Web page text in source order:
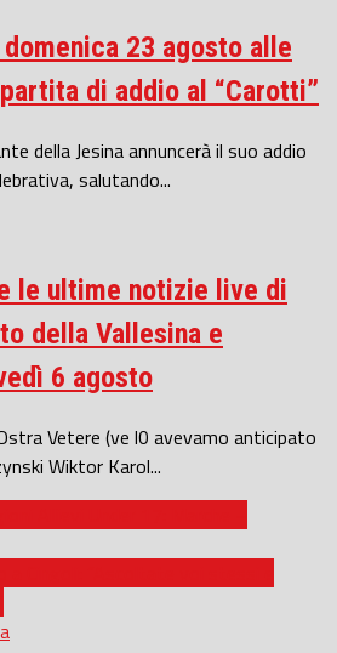
23 agosto alle
di addio al “Carotti”
della Jesina annuncerà il suo addio
salutando...
le ultime notizie live di
della Vallesina e
6 agosto
Vetere (ve l0 avevamo anticipato
Wiktor Karol...